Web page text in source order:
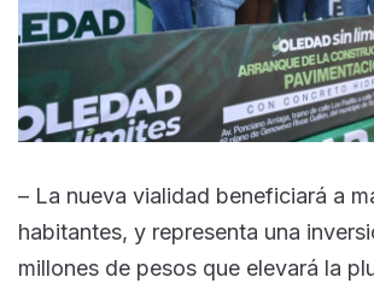
– La nueva vialidad beneficiará a
habitantes, y representa una
millones de pesos que elevará la